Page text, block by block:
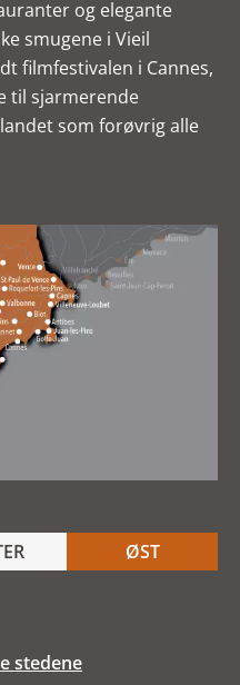
og elegante
smugene i Vieil
filmfestivalen i Cannes,
til sjarmerende
som forøvrig alle
ØST
stedene